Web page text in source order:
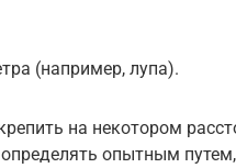
(например, лупа).
на некотором
опытным путем,